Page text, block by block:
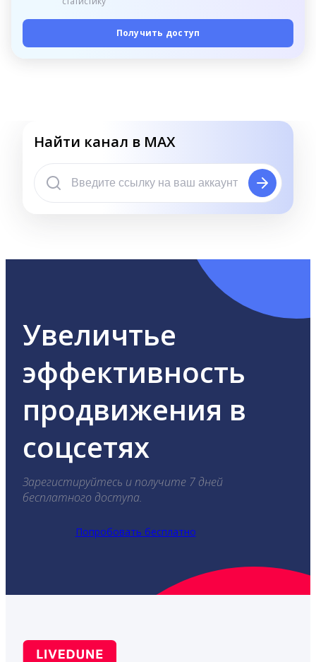
Получить доступ
Найти канал в MAX
Увеличтье
эффективность
продвижения в
соцсетях
Зарегистируйтесь и получите 7 дней
бесплатного доступа.
Попробовать бесплатно